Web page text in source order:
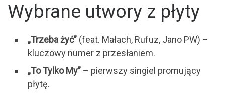
Wybrane utwory z płyty
„Trzeba żyć” (feat. Małach, Rufuz, Jano PW) –
kluczowy numer z przesłaniem.
„To Tylko My” – pierwszy singiel promujący
płytę.